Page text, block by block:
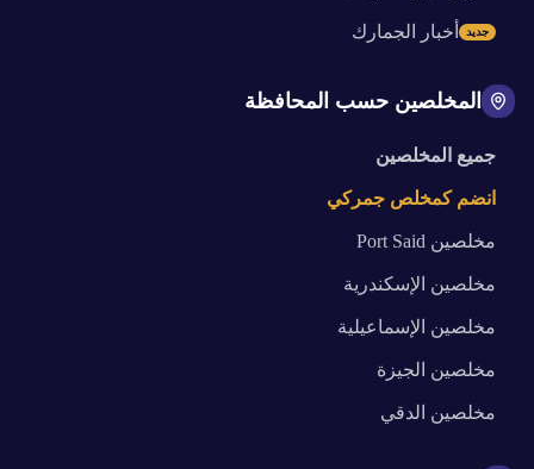
أخبار الجمارك جديد
المخلصين حسب المحافظة
جميع المخلصين
انضم كمخلص جمركي
مخلصين Port Said
مخلصين الإسكندرية
مخلصين الإسماعيلية
مخلصين الجيزة
مخلصين الدقي